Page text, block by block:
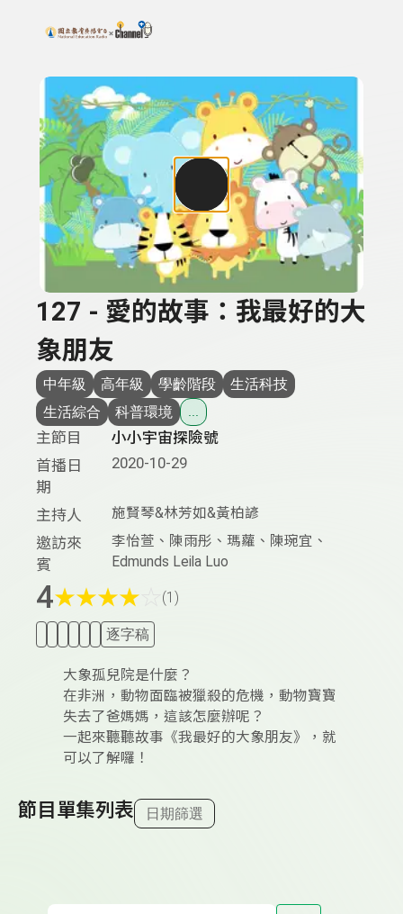
上方功能區塊
搜尋關鍵字：可輸入節目名稱、主持人或關鍵字
127 - 愛的故事：我最好的大
象朋友
中年級 高年級 學齡階段
生活科技
生活綜合
科普環境 ...
主節目
小小宇宙探險號
首播日
期
2020-10-29
主持人 施賢琴&林芳如&黃柏諺
邀訪來
賓
李怡萱、陳雨彤、瑪蘿、陳琬宜、
Edmunds Leila Luo
4★★★★ (1)
逐字稿
大象孤兒院是什麼？
在非洲，動物面臨被獵殺的危機，動物寶寶
失去了爸媽媽，這該怎麼辦呢？
一起來聽聽故事《我最好的大象朋友》，就
可以了解囉！
節目單集列表 日期篩選